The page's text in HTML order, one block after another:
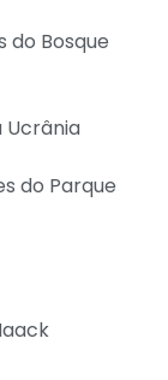
do Bosque
Ucrânia
do Parque